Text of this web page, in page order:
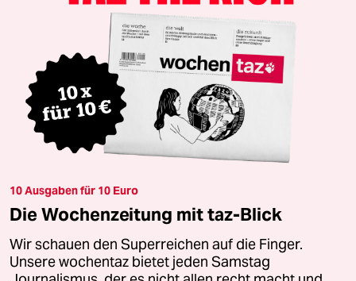
10 Ausgaben für 10 Euro
Die Wochenzeitung mit taz-Blick
Wir schauen den Superreichen auf die Finger.
Unsere wochentaz bietet jeden Samstag